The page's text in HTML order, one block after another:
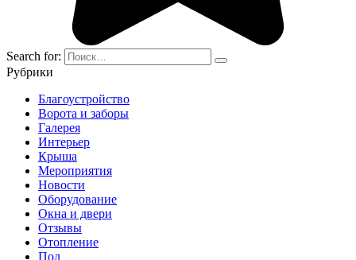
Search for:
Рубрики
Благоустройство
Ворота и заборы
Галерея
Интерьер
Крыша
Мероприятия
Новости
Оборудование
Окна и двери
Отзывы
Отопление
Пол